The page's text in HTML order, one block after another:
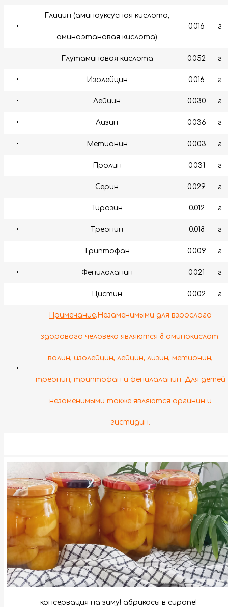
•
Глицин (аминоуксусная кислота,
аминоэтановая кислота)
0.016 г
Глутаминовая кислота 0.052 г
• Изолейцин 0.016 г
• Лейцин 0.030 г
• Лизин 0.036 г
• Метионин 0.003 г
Пролин 0.031 г
Серин 0.029 г
Тирозин 0.012 г
• Треонин 0.018 г
Триптофан 0.009 г
• Фенилаланин 0.021 г
Цистин 0.002 г
•
Примечание.Незаменимыми для взрослого
здорового человека являются 8 аминокислот:
валин, изолейцин, лейцин, лизин, метионин,
треонин, триптофан и фенилаланин. Для детей
незаменимыми также являются аргинин и
гистидин.
консервация на зиму! абрикосы в сиропе!